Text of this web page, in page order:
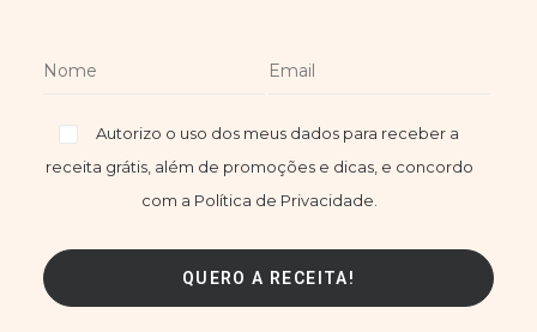
Autorizo o uso dos meus dados para receber a
receita grátis, além de promoções e dicas, e concordo
com a Política de Privacidade.